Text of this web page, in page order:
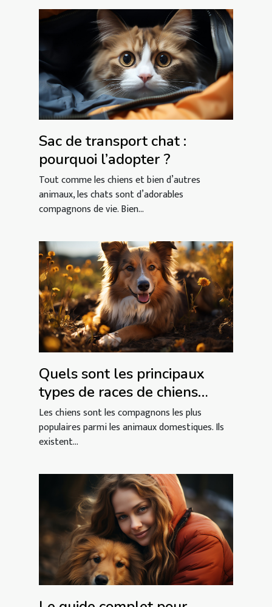
Sac de transport chat :
pourquoi l’adopter ?
Tout comme les chiens et bien d’autres
animaux, les chats sont d’adorables
compagnons de vie. Bien...
Quels sont les principaux
types de races de chiens
domestiques ?
Les chiens sont les compagnons les plus
populaires parmi les animaux domestiques. Ils
existent...